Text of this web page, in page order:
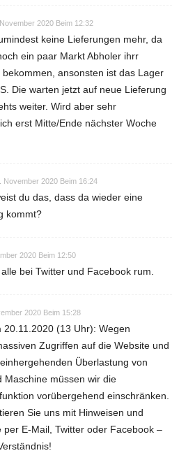
2020 Beim 12:32
keine Lieferungen mehr, da
ein paar Markt Abholer ihrr
bekommen, ansonsten ist das Lager
Die warten jetzt auf neue Lieferung
weiter. Wird aber sehr
erst Mitte/Ende nächster Woche
November 2020 Beim 16:24
du das, dass da wieder eine
kommt?
2020 Beim 12:50
bei Twitter und Facebook rum.
2020 Beim 15:28
20.11.2020 (13 Uhr): Wegen
Zugriffen auf die Website und
Überlastung von
Maschine müssen wir die
vorübergehend einschränken.
Sie uns mit Hinweisen und
per E-Mail, Twitter oder Facebook –